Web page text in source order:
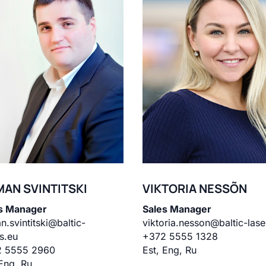
SVINTITSKI
Manager
5555 2960
VIKTORIA NESSÕN
Sales Manager
viktoria.nesson@baltic-
+372 5555 1328
Est, Eng, Ru